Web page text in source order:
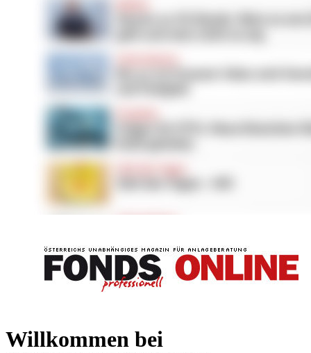
Willkommen bei